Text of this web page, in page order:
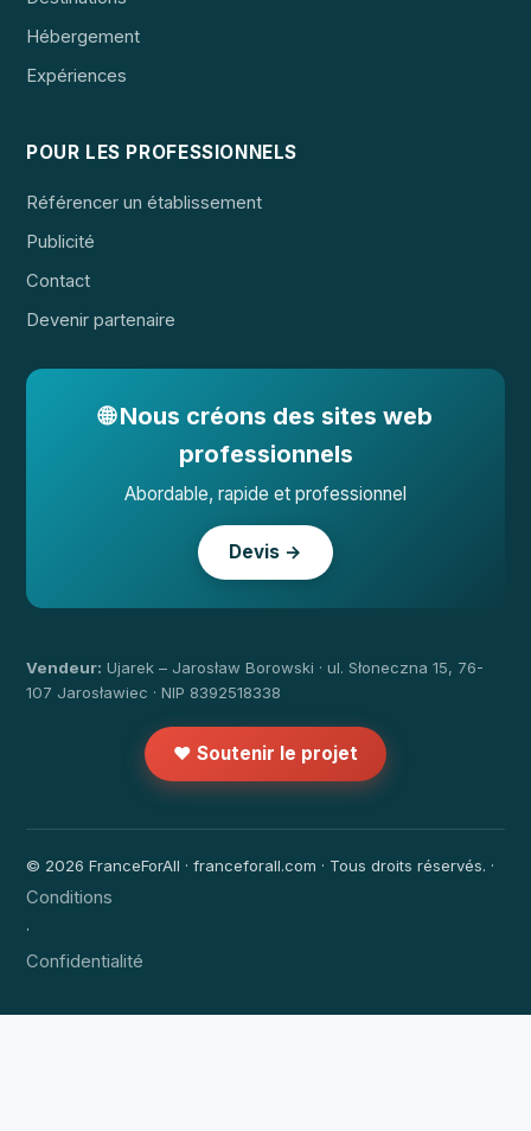
Hébergement
Expériences
POUR LES PROFESSIONNELS
Référencer un établissement
Publicité
Contact
Devenir partenaire
🌐 Nous créons des sites web
professionnels
Abordable, rapide et professionnel
Devis →
Vendeur: Ujarek – Jarosław Borowski · ul. Słoneczna 15, 76-
107 Jarosławiec · NIP 8392518338
❤️ Soutenir le projet
© 2026 FranceForAll · franceforall.com · Tous droits réservés. ·
Conditions
·
Confidentialité